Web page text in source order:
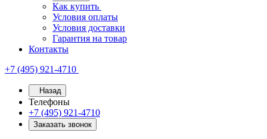
Как купить
Условия оплаты
Условия доставки
Гарантия на товар
Контакты
+7 (495) 921-4710
Назад
Телефоны
+7 (495) 921-4710
Заказать звонок